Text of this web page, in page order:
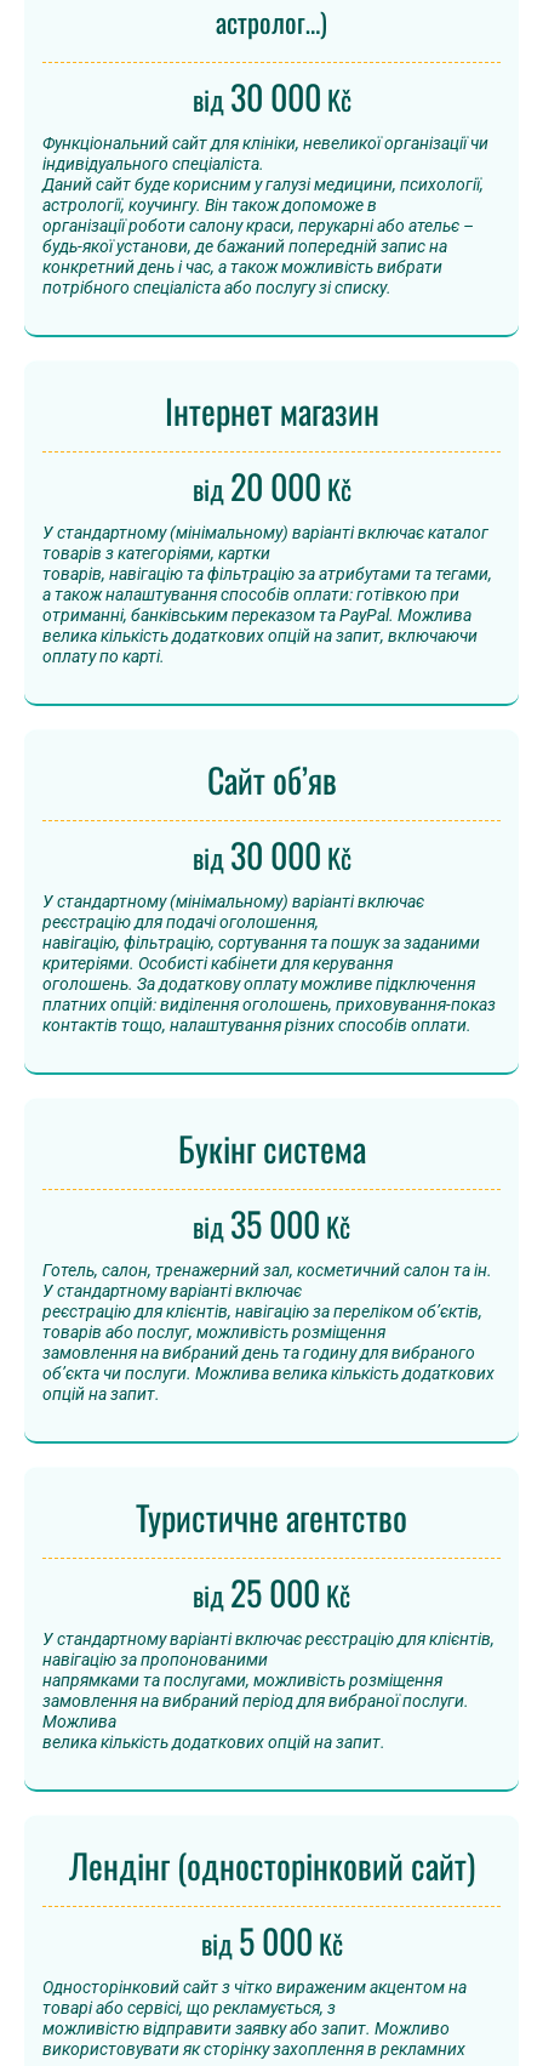
астролог…)
від30 000 Kč
Функціональний сайт для клініки, невеликої організації чи
індивідуального спеціаліста.
Даний сайт буде корисним у галузі медицини, психології,
астрології, коучингу. Він також допоможе в
організації роботи салону краси, перукарні або ательє –
будь-якої установи, де бажаний попередній запис на
конкретний день і час, а також можливість вибрати
потрібного спеціаліста або послугу зі списку.
Інтернет магазин
від20 000 Kč
У стандартному (мінімальному) варіанті включає каталог
товарів з категоріями, картки
товарів, навігацію та фільтрацію за атрибутами та тегами,
а також налаштування способів оплати: готівкою при
отриманні, банківським переказом та PayPal. Можлива
велика кількість додаткових опцій на запит, включаючи
оплату по карті.
Сайт об’яв
від30 000 Kč
У стандартному (мінімальному) варіанті включає
реєстрацію для подачі оголошення,
навігацію, фільтрацію, сортування та пошук за заданими
критеріями. Особисті кабінети для керування
оголошень. За додаткову оплату можливе підключення
платних опцій: виділення оголошень, приховування-показ
контактів тощо, налаштування різних способів оплати.
Букінг система
від35 000 Kč
Готель, салон, тренажерний зал, косметичний салон та ін.
У стандартному варіанті включає
реєстрацію для клієнтів, навігацію за переліком об’єктів,
товарів або послуг, можливість розміщення
замовлення на вибраний день та годину для вибраного
об’єкта чи послуги. Можлива велика кількість додаткових
опцій на запит.
Туристичне агентство
від25 000 Kč
У стандартному варіанті включає реєстрацію для клієнтів,
навігацію за пропонованими
напрямками та послугами, можливість розміщення
замовлення на вибраний період для вибраної послуги.
Можлива
велика кількість додаткових опцій на запит.
Лендінг (односторінковий сайт)
від5 000 Kč
Односторінковий сайт з чітко вираженим акцентом на
товарі або сервісі, що рекламується, з
можливістю відправити заявку або запит. Можливо
використовувати як сторінку захоплення в рекламних